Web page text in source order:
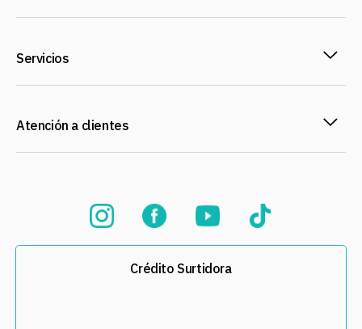
Servicios
Atención a clientes
Crédito Surtidora